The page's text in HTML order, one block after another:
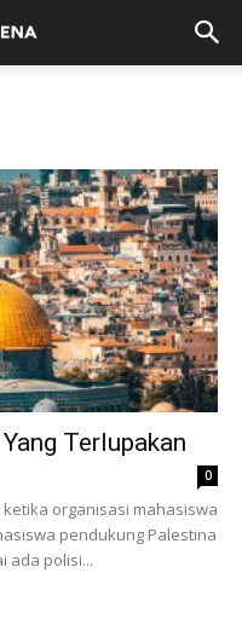
Terlupakan
0
organisasi mahasiswa
pendukung Palestina
ada polisi...